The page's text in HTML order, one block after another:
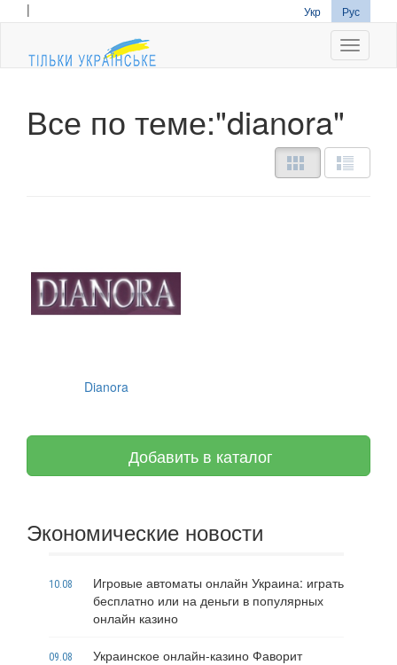
| Укр Рус
Все по теме:"dianora"
Dianora
Добавить в каталог
Экономические новости
10.08
Игровые автоматы онлайн Украина: играть
бесплатно или на деньги в популярных
онлайн казино
09.08 Украинское онлайн-казино Фаворит